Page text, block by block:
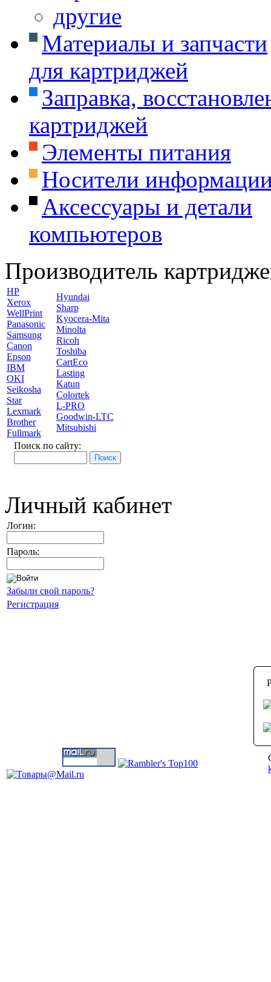
другие
Материалы и запчасти
для картриджей
Заправка,
картриджей
Элементы питания
Носители
Аксессуары и детали
компьютеров
Производитель
HP
Xerox
WellPrint
Panasonic
Samsung
Canon
Epson
IBM
OKI
Seikosha
Star
Lexmark
Brother
Fullmark
Hyundai
Sharp
Kyocera-Mita
Minolta
Ricoh
Toshiba
CartEco
Lasting
Katun
Colortek
L-PRO
Goodwin-LTC
Mitsubishi
Поиск по сайту:
Личный кабинет
Логин:
Пароль:
Забыли свой пароль?
Регистрация